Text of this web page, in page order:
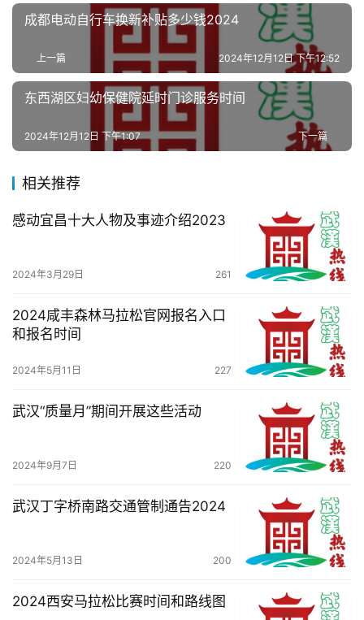
首
页
武
汉
办
游
生
科
科
于
成都电动自行车换新补贴多少钱2024
上一篇 2024年12月12日 下午12:52
东西湖区妇幼保健院延时门诊服务时间
下一篇
2024年12月12日 下午1:07
相关推荐
感动宜昌十大人物及事迹介绍2023
2024年3月29日 261
2024咸丰森林马拉松官网报名入口
和报名时间
2024年5月11日 227
武汉“质量月”期间开展这些活动
2024年9月7日 220
武汉丁字桥南路交通管制通告2024
2024年5月13日 200
2024西安马拉松比赛时间和路线图